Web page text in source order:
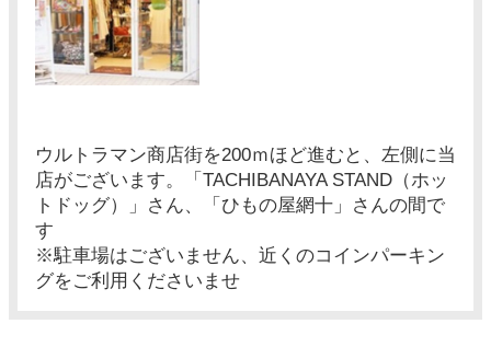
ウルトラマン商店街を200ｍほど進むと、左側に当
店がございます。「TACHIBANAYA STAND（ホッ
トドッグ）」さん、「ひもの屋網十」さんの間で
す
※駐車場はございません、近くのコインパーキン
グをご利用くださいませ